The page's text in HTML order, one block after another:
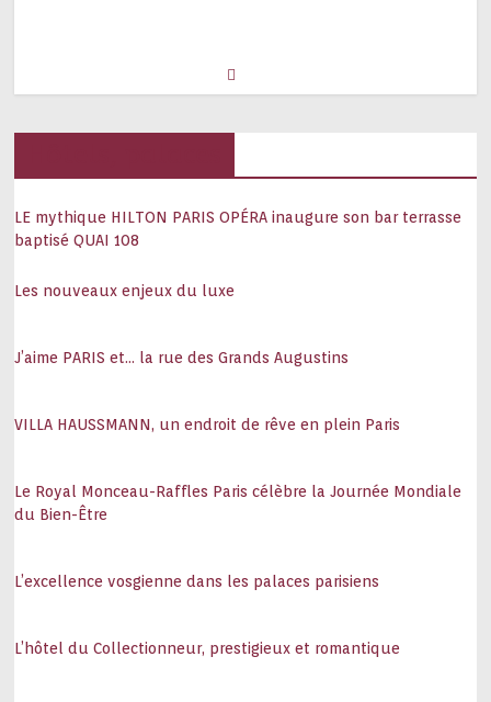
LE mythique HILTON PARIS OPÉRA inaugure son bar terrasse
baptisé QUAI 108
Les nouveaux enjeux du luxe
J’aime PARIS et… la rue des Grands Augustins
VILLA HAUSSMANN, un endroit de rêve en plein Paris
Le Royal Monceau-Raffles Paris célèbre la Journée Mondiale
du Bien-Être
L’excellence vosgienne dans les palaces parisiens
L’hôtel du Collectionneur, prestigieux et romantique